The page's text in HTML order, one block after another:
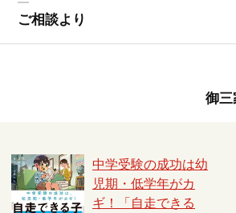
ご相談より
御
中学受験の成功は幼
児期・低学年がカ
ギ！「自走できる